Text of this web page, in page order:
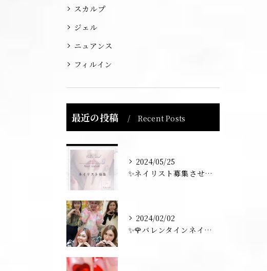
スカルプ
ジェル
ニュアンス
フィルイン
最近の投稿 Recent Posts
2024/05/25
✨ネイリスト募集させていただきます💅✨
2024/02/02
✨🌹バレンタインネイル トーク💅✨